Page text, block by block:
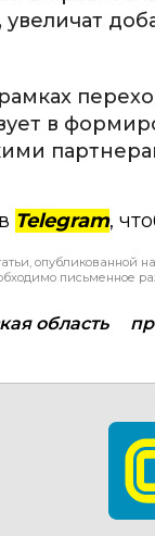
увеличат
в
Telegram,
письменное
область